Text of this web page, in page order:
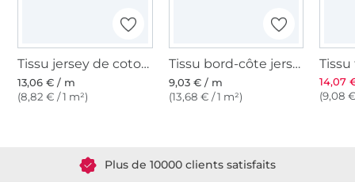
Tissu jersey de coton uni, vanille
13,06 € / m
(8,82 € / 1 m²)
Tissu bord-côte jersey tubulaire lisse, blanc cassé
9,03 € / m
(13,68 € / 1 m²)
14,07
(9,08